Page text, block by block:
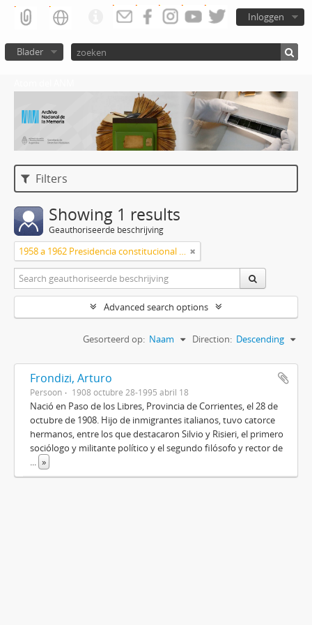
Inloggen
Blader
Filters
Showing 1 results
Geauthoriseerde beschrijving
1958 a 1962 Presidencia constitucional de Arturo Frondizi
Advanced search options
Gesorteerd op: Naam Direction: Descending
Frondizi, Arturo
Persoon 1908 octubre 28-1995 abril 18
Nació en Paso de los Libres, Provincia de Corrientes, el 28 de
octubre de 1908. Hijo de inmigrantes italianos, tuvo catorce
hermanos, entre los que destacaron Silvio y Risieri, el primero
sociólogo y militante político y el segundo filósofo y rector de
... »